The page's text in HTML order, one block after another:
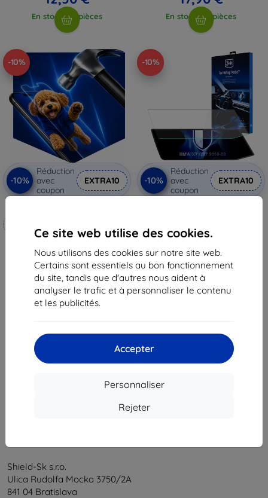
Ce site web utilise des cookies.
Nous utilisons des cookies sur notre site web.
Certains sont essentiels au bon fonctionnement
du site, tandis que d'autres nous aident à
analyser le trafic et à personnaliser le contenu
et les publicités.
Accepter
Personnaliser
Rejeter
En stock > 5 pièces En stock > 5 pièces
-10%
-10%
Réduction
avec
coupon
EXTRA10
18,82 €
En stock 4 pièces
-10%
-10%
Réduction
avec
coupon
EXTRA10
37,90 €
34,10 €
En stock > 5 pièces
du total
Shield-Sk s.r.o.
Ulica Rudolfa Mocka 3750/2A
841 04 Bratislava